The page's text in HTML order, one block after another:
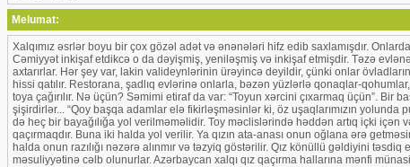
Melumat:
Xalqımız əsrlər boyu bir çox gözəl adət və ənənələri hifz edib saxlamışdır.
Cəmiyyət inkişaf etdikcə o da dəyişmiş, yeniləşmiş və inkişaf etmişdir. Təzə
axtarırlar. Hər şey var, lakin valideynlərinin ürəyincə deyildir, çünki onlar
hissi qatılır. Restorana, şadlıq evlərinə onlarla, bəzən yüzlərlə qonaqlar-
toya çağırılır. Nə üçün? Səmimi etiraf da var: “Toyun xərcini çıxarmaq üçün”.
şişirdirlər... “Qoy başqa adamlar elə fikirləşməsinlər ki, öz uşaqlarımızın
də heç bir bayağılığa yol verilməməlidir. Toy məclislərində həddən artıq içki
qaçırmaqdır. Buna iki halda yol verilir. Ya qızın ata-anası onun oğlana ərə
halda onun razılığı nəzərə alınmır və təzyiq göstərilir. Qız könüllü gəldiyini təsdiq
məsuliyyətinə cəlb olunurlar. Azərbaycan xalqı qız qaçırma hallarına mənfi